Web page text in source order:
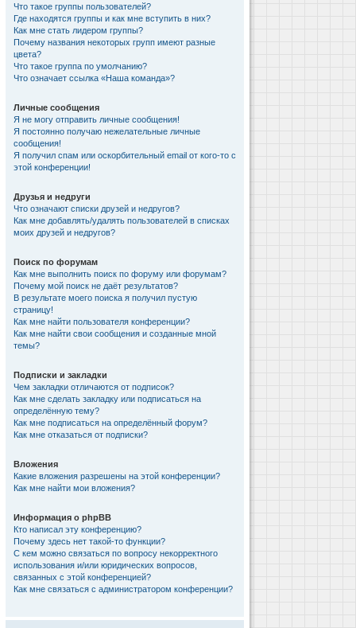
Что такое группы пользователей?
Где находятся группы и как мне вступить в них?
Как мне стать лидером группы?
Почему названия некоторых групп имеют разные
цвета?
Что такое группа по умолчанию?
Что означает ссылка «Наша команда»?
Личные сообщения
Я не могу отправить личные сообщения!
Я постоянно получаю нежелательные личные
сообщения!
Я получил спам или оскорбительный email от кого-то с
этой конференции!
Друзья и недруги
Что означают списки друзей и недругов?
Как мне добавлять/удалять пользователей в списках
моих друзей и недругов?
Поиск по форумам
Как мне выполнить поиск по форуму или форумам?
Почему мой поиск не даёт результатов?
В результате моего поиска я получил пустую
страницу!
Как мне найти пользователя конференции?
Как мне найти свои сообщения и созданные мной
темы?
Подписки и закладки
Чем закладки отличаются от подписок?
Как мне сделать закладку или подписаться на
определённую тему?
Как мне подписаться на определённый форум?
Как мне отказаться от подписки?
Вложения
Какие вложения разрешены на этой конференции?
Как мне найти мои вложения?
Информация о phpBB
Кто написал эту конференцию?
Почему здесь нет такой-то функции?
С кем можно связаться по вопросу некорректного
использования и/или юридических вопросов,
связанных с этой конференцией?
Как мне связаться с администратором конференции?